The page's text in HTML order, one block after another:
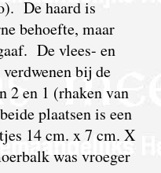
De haard is
behoefte, maar
De vlees- en
bij de
2 en 1 (rhaken van
plaatsen is een
14 cm. x 7 cm. X
was vroeger